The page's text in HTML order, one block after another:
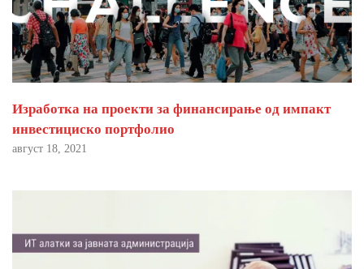
Изработка на проекти за финансирање од импакт
инвестициско портфолио
август 18, 2021